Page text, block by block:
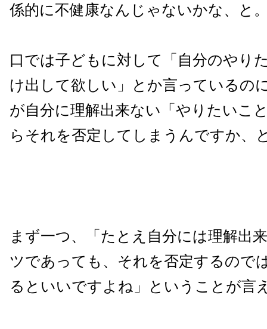
係的に不健康なんじゃないかな、と
口では子どもに対して「自分のやり
け出して欲しい」とか言っているの
が自分に理解出来ない「やりたいこ
らそれを否定してしまうんですか、
まず一つ、「たとえ自分には理解出
ツであっても、それを否定するので
るといいですよね」ということが言